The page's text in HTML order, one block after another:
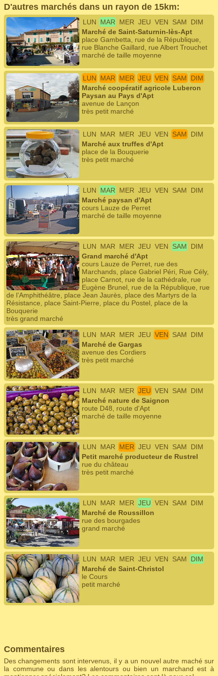
D'autres marchés dans un rayon de 15km:
LUN MAR MER JEU VEN SAM
DIM
Marché de Saint-Saturnin-lès-Apt
place Gambetta, rue de la République,
rue Blanche Gaillard, rue Albert Trouchet
marché de taille moyenne
LUN MAR MER JEU VEN SAM
DIM
Marché coopératif agricole Luberon
Paysan au Pays d'Apt
avenue de Lançon
très petit marché
LUN MAR MER JEU VEN SAM
DIM
Marché aux truffes d'Apt
place de la Bouquerie
très petit marché
LUN MAR MER JEU VEN SAM
DIM
Marché paysan d'Apt
cours Lauze de Perret
marché de taille moyenne
LUN MAR MER JEU VEN SAM
DIM
Grand marché d'Apt
cours Lauze de Perret, rue des
Marchands, place Gabriel Péri, Rue Cély,
place Carnot, rue de la cathédrale, rue
Eugène Brunel, rue de la République, rue
de l’Amphithéâtre, place Jean Jaurès, place des Martyrs de la
Résistance, place Saint-Pierre, place du Postel, place de la
Bouquerie
très grand marché
LUN MAR MER JEU VEN SAM
DIM
Marché de Gargas
avenue des Cordiers
très petit marché
LUN MAR MER JEU VEN SAM
DIM
Marché nature de Saignon
route D48, route d'Apt
marché de taille moyenne
LUN MAR MER JEU VEN SAM
DIM
Petit marché producteur de Rustrel
rue du château
très petit marché
LUN MAR MER JEU VEN SAM
DIM
Marché de Roussillon
rue des bourgades
grand marché
LUN MAR MER JEU VEN SAM
DIM
Marché de Saint-Christol
le Cours
petit marché
Commentaires
Des changements sont intervenus, il y a un nouvel autre maché sur
la commune ou dans les alentours ou bien un marchand est à